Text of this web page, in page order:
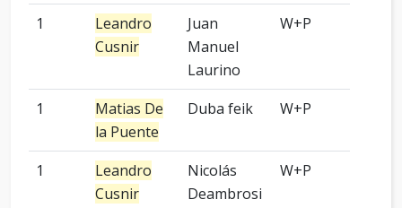
1
Leandro
Cusnir
Juan
Manuel
Laurino
W+P
1
Matias De
la Puente
Duba feik W+P
1
Leandro
Cusnir
Nicolás
Deambrosi
W+P